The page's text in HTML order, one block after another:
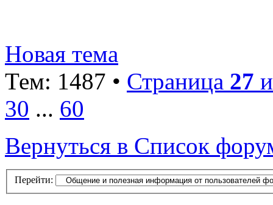
Новая тема
Тем: 1487 • Страница 27
30 ... 60
Вернуться в Список
Перейти: